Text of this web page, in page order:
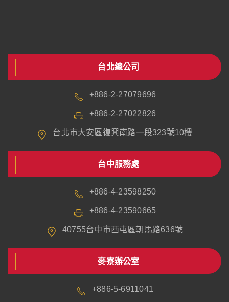
台北總公司
+886-2-27079696
+886-2-27022826
台北市大安區復興南路一段323號10樓
台中服務處
+886-4-23598250
+886-4-23590665
40755台中市西屯區朝馬路636號
麥寮辦公室
+886-5-6911041